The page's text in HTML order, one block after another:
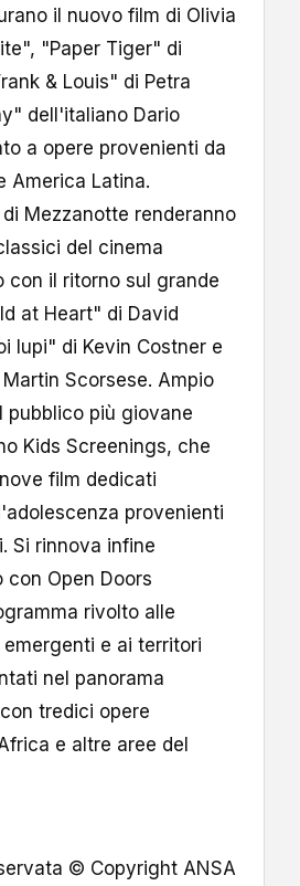
il nuovo film di Olivia
"Paper Tiger" di
& Louis" di Petra
dell'italiano Dario
a opere provenienti da
America Latina.
Mezzanotte renderanno
del cinema
con il ritorno sul grande
at Heart" di David
lupi" di Kevin Costner e
Scorsese. Ampio
pubblico più giovane
Kids Screenings, che
film dedicati
provenienti
Si rinnova infine
con Open Doors
rivolto alle
e ai territori
nel panorama
tredici opere
e altre aree del
© Copyright ANSA